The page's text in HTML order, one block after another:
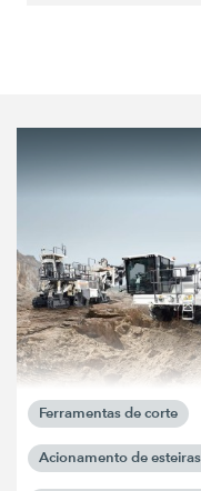
Ferramentas de corte
Acionamento de